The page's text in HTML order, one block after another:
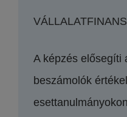
A képzés elősegíti
beszámolók